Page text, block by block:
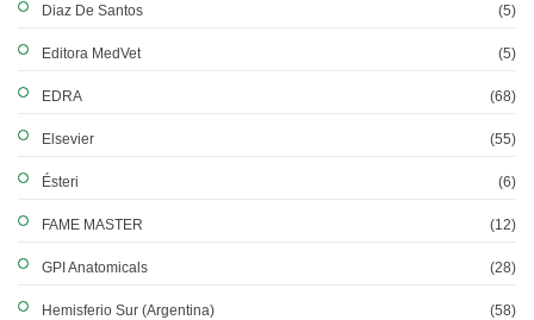
Diaz De Santos (5)
Editora MedVet (5)
EDRA (68)
Elsevier (55)
Ésteri (6)
FAME MASTER (12)
GPI Anatomicals (28)
Hemisferio Sur (Argentina) (58)